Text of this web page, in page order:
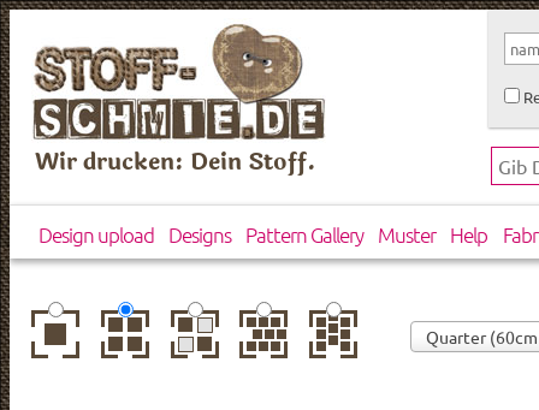
Wir drucken: Dein Stoff.
Design upload Designs Pattern Gallery Muster Help
center basic mirror brick drop